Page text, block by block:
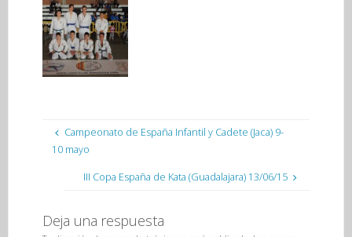
Campeonato de España Infantil y Cadete (Jaca) 9-
10 mayo
III Copa España de Kata (Guadalajara) 13/06/15
Deja una respuesta